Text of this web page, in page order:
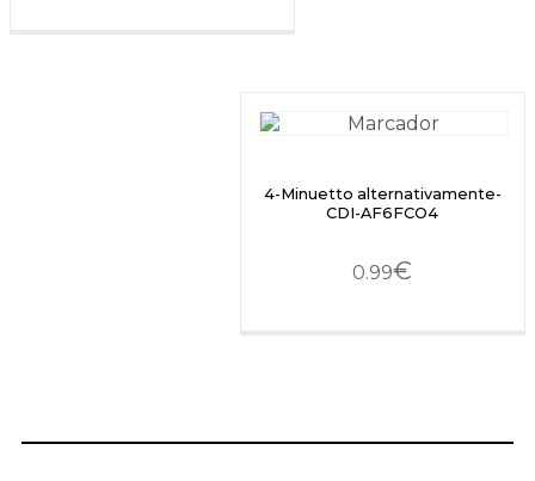
4-Minuetto alternativamente-
CDI-AF6FCO4
0.99€